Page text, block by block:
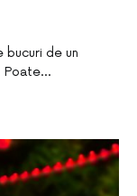
bucuri de un
Poate…